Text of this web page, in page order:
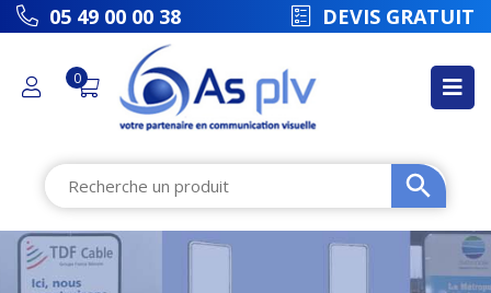
picto 05 49 00 00 38 DEVIS GRATUIT
0